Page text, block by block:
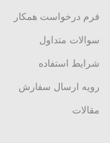
فرم درخواست همکار
سوالات متداول
شرایط استفاده
رویه ارسال سفارش
مقالات